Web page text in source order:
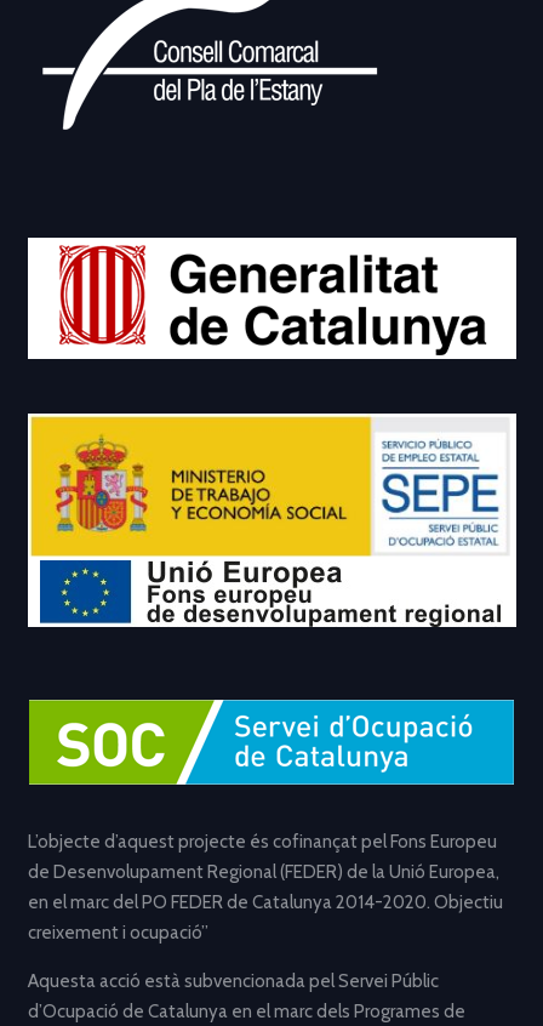
L’objecte d’aquest projecte és cofinançat pel Fons Europeu
de Desenvolupament Regional (FEDER) de la Unió Europea,
en el marc del PO FEDER de Catalunya 2014-2020. Objectiu
creixement i ocupació”
Aquesta acció està subvencionada pel Servei Públic
d’Ocupació de Catalunya en el marc dels Programes de